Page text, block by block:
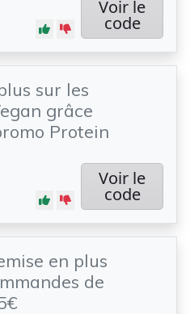
Voir le
code
sur les
grâce
Protein
Voir le
code
en plus
de